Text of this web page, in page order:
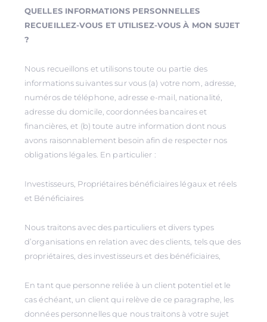
QUELLES INFORMATIONS PERSONNELLES
RECUEILLEZ-VOUS ET UTILISEZ-VOUS À MON SUJET
?
Nous recueillons et utilisons toute ou partie des
informations suivantes sur vous (a) votre nom, adresse,
numéros de téléphone, adresse e-mail, nationalité,
adresse du domicile, coordonnées bancaires et
financières, et (b) toute autre information dont nous
avons raisonnablement besoin afin de respecter nos
obligations légales. En particulier :
Investisseurs, Propriétaires bénéficiaires légaux et réels
et Bénéficiaires
Nous traitons avec des particuliers et divers types
d’organisations en relation avec des clients, tels que des
propriétaires, des investisseurs et des bénéficiaires,
En tant que personne reliée à un client potentiel et le
cas échéant, un client qui relève de ce paragraphe, les
données personnelles que nous traitons à votre sujet